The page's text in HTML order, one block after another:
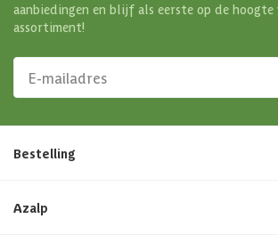
aanbiedingen en blijf als eerste op de hoogte
assortiment!
Bestelling
Azalp